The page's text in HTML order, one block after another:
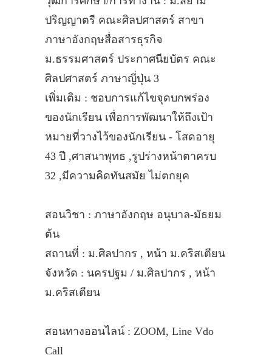
ปริญญาตรี คณะศิลปศาสตร์ สาขา
ภาษาอังกฤษสื่อสารธุรกิจ
ม.ธรรมศาสตร์ ประกาศนียบัตร คณะ
ศิลปศาสตร์ ภาษาญี่ปุ่น 3
เพิ่มเติม : ชอบการแก้ไขจุดบกพร่อง
ของนักเรียน เพื่อการพัฒนาให้ถึงเป้า
หมายที่วางไว้ของนักเรียน - โสดอายุ
43 ปี ,ศาสนาพุทธ ,รูปร่างหน้าตาครบ
32 ,มีความคิดทันสมัย ไม่ตกยุค
สอนวิชา : ภาษาอังกฤษ อนุบาล-มัธยม
ต้น
สถานที่ : ม.ศิลปากร , หน้า ม.คริสเตียน
จังหวัด : นครปฐม / ม.ศิลปากร , หน้า
ม.คริสเตียน
สอนทางออนไลน์ : ZOOM, Line Vdo
Call